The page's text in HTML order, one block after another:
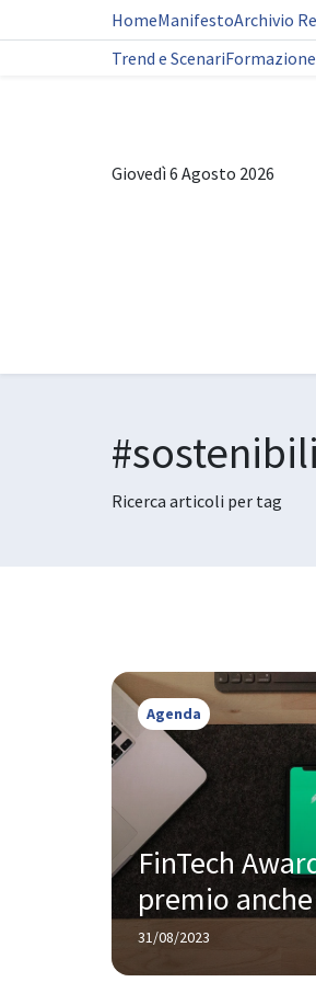
HomeManifestoArchivio
Trend e ScenariFormazione
Giovedì 6 Agosto 2026
Ricerca articoli per tag
Agenda
FinTech
premio
sostenibilità
31/08/2023